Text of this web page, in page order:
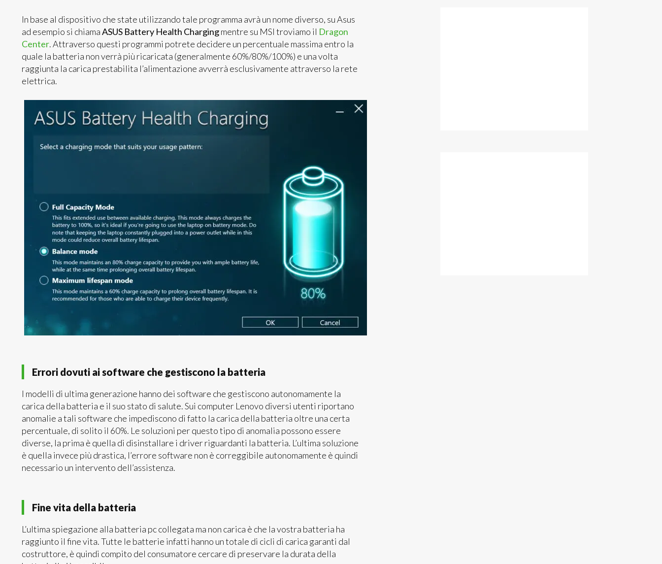
In base al dispositivo che state utilizzando tale programma avrà un nome diverso, su Asus
ad esempio si chiamaASUS Battery Health Chargingmentre su MSI troviamo il Dragon
Center. Attraverso questi programmi potrete decidere un percentuale massima entro la
quale la batteria non verrà più ricaricata (generalmente 60%/80%/100%) e una volta
raggiunta la carica prestabilita l’alimentazione avverrà esclusivamente attraverso la rete
elettrica.
Errori dovuti ai software che gestiscono la batteria
I modelli di ultima generazione hanno dei software che gestiscono autonomamente la
carica della batteria e il suo stato di salute. Sui computer Lenovo diversi utenti riportano
anomalie a tali software che impediscono di fatto la carica della batteria oltre una certa
percentuale, di solito il 60%. Le soluzioni per questo tipo di anomalia possono essere
diverse, la prima è quella di disinstallare i driver riguardanti la batteria. L’ultima soluzione
è quella invece più drastica, l’errore software non è correggibile autonomamente è quindi
necessario un intervento dell’assistenza.
Fine vita della batteria
L’ultima spiegazione alla batteria pc collegata ma non carica è che la vostra batteria ha
raggiunto il fine vita. Tutte le batterie infatti hanno un totale di cicli di carica garanti dal
costruttore, è quindi compito del consumatore cercare di preservare la durata della